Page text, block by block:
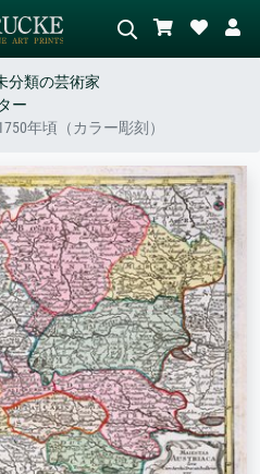
AI画像検索
緑の草原、赤の多い抽象画、暗い
油絵、木のそばの立ち姿のヌー
ド。
分類の芸術家
ー
年頃（カラー彫刻）